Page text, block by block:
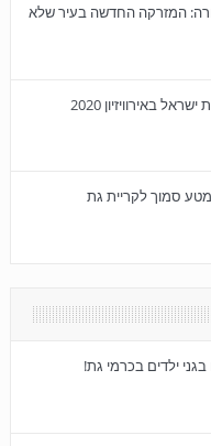
ו- 72 גופי תאורה: המזרקה החדשה בעיר שלא
באירוויזיון 2020
ילדים בכרמי גת!